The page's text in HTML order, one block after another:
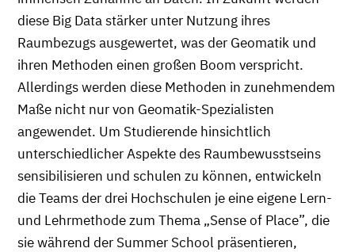
diese Big Data stärker unter Nutzung ihres
Raumbezugs ausgewertet, was der Geomatik und
ihren Methoden einen großen Boom verspricht.
Allerdings werden diese Methoden in zunehmendem
Maße nicht nur von Geomatik-Spezialisten
angewendet. Um Studierende hinsichtlich
unterschiedlicher Aspekte des Raumbewusstseins
sensibilisieren und schulen zu können, entwickeln
die Teams der drei Hochschulen je eine eigene Lern-
und Lehrmethode zum Thema „Sense of Place”, die
sie während der Summer School präsentieren,